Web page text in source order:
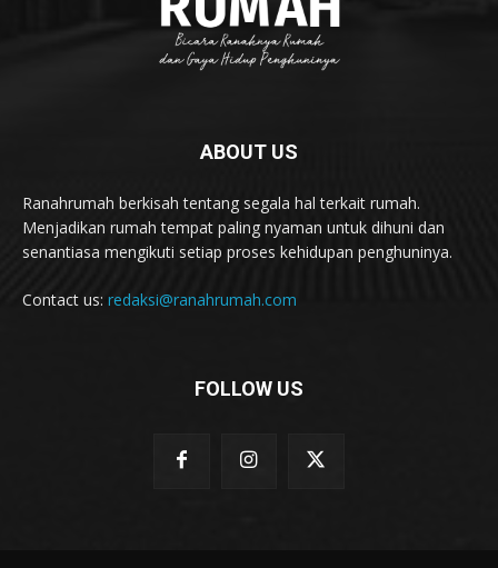
ABOUT US
Ranahrumah berkisah tentang segala hal terkait rumah.
Menjadikan rumah tempat paling nyaman untuk dihuni dan
senantiasa mengikuti setiap proses kehidupan penghuninya.
Contact us: redaksi@ranahrumah.com
FOLLOW US